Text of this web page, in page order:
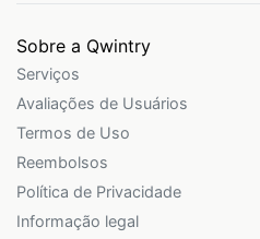
Sobre a Qwintry
Serviços
Avaliações de Usuários
Termos de Uso
Reembolsos
Política de Privacidade
Informação legal